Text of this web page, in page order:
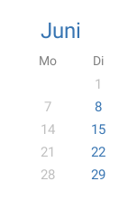
Juni
Mo Di
1
7
8
14
15
21
22
28
29